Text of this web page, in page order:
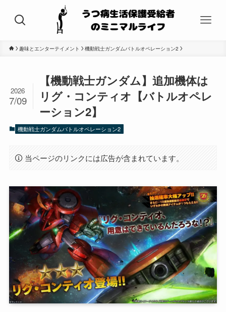
趣味とエンターテイメント 機動戦士ガンダムバトルオペレーション2
【機動戦士ガンダム】追加機体は
リグ・コンティオ【バトルオペレ
ーション2】
2026
7/09
機動戦士ガンダムバトルオペレーション2
当ページのリンクには広告が含まれています。